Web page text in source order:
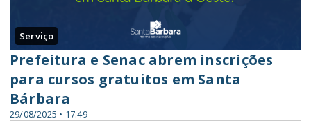
Serviço
29/08/2025 • 17:49
Prefeitura e Senac abrem inscrições
para cursos gratuitos em Santa
Bárbara